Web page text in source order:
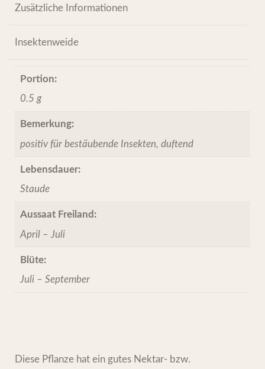
Zusätzliche Informationen
Insektenweide
Portion:
0.5 g
Bemerkung:
positiv für bestäubende Insekten, duftend
Lebensdauer:
Staude
Aussaat Freiland:
April – Juli
Blüte:
Juli – September
Diese Pflanze hat ein gutes Nektar- bzw.